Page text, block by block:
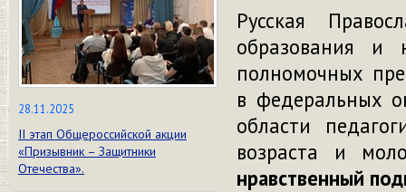
28.11.2025
II этап Общероссийской акции
«Призывник – Защитники
Отечества».
Русская
образования и
полномочных
в федеральных
области
возраста и
нравственный